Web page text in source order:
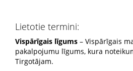
Lietotie termini:
Vispārīgais līgums – Vispārīgais
pakalpojumu līgums, kura
Tirgotājam.